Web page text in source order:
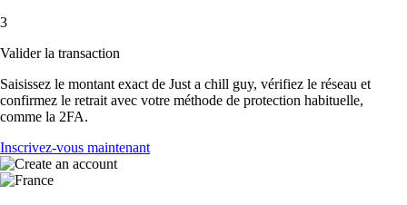
3
Valider la transaction
Saisissez le montant exact de Just a chill guy, vérifiez le réseau et
confirmez le retrait avec votre méthode de protection habituelle,
comme la 2FA.
Inscrivez-vous maintenant